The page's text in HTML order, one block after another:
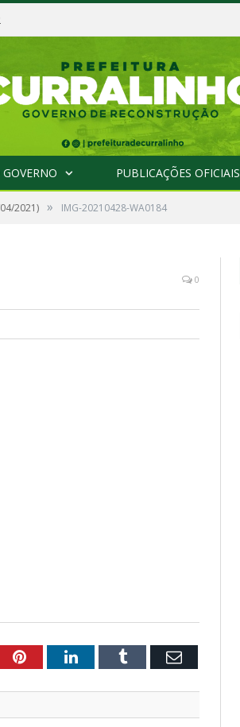
PUBLICAÇÕES OFICIAIS
2021) » IMG-20210428-WA0184
0
PinterestLinkedInTumblr Email